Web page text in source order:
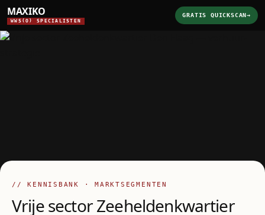
MAXIKO
WWS(O) SPECIALISTEN
GRATIS QUICKSCAN→
// KENNISBANK · MARKTSEGMENTEN
Vrije sector Zeeheldenkwartier